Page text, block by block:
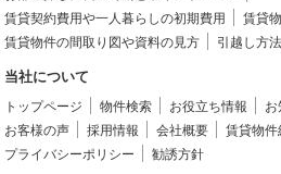
賃貸契約費用や一人暮らしの初期費用
賃貸
賃貸物件の間取り図や資料の見方
引越し方
当社について
トップページ 物件検索 お役立ち情報 お
お客様の声
採用情報 会社概要 賃貸物
プライバシーポリシー
勧誘方針